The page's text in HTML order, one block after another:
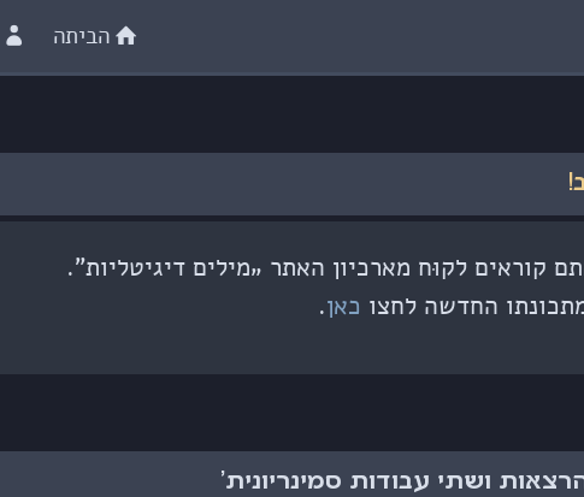
הביתה
קוראים לקוּח מארכיון האתר „מילים דיגיטליות”.
החדשה לחצו כאן.
ושתי עבודות סמינריונית'